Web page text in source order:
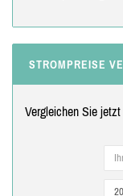
STROMPREISE
Vergleichen Sie